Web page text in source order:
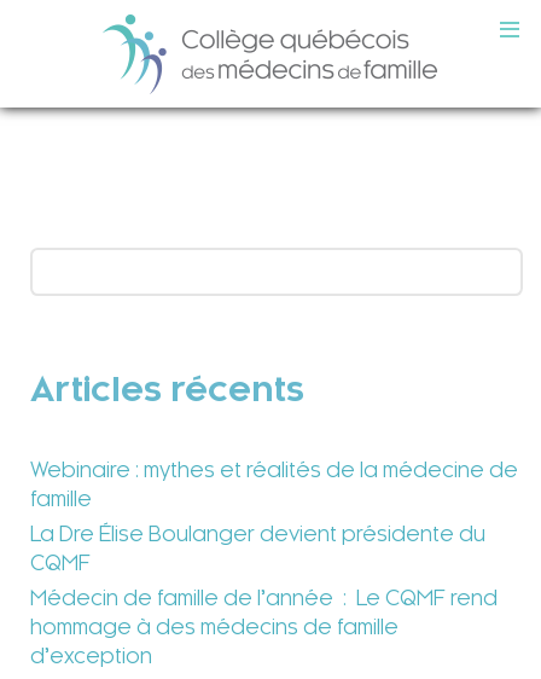
Articles récents
Webinaire : mythes et réalités de la médecine de
famille
La Dre Élise Boulanger devient présidente du
CQMF
Médecin de famille de l’année : Le CQMF rend
hommage à des médecins de famille
d’exception